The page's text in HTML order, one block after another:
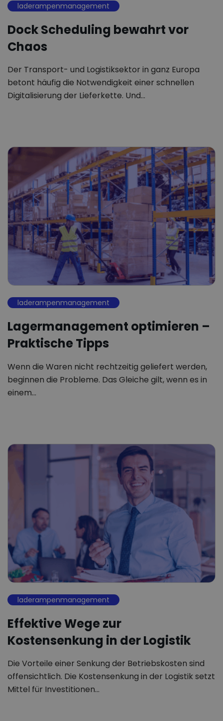
laderampenmanagement
Dock Scheduling bewahrt vor
Chaos
Der Transport- und Logistiksektor in ganz Europa
betont häufig die Notwendigkeit einer schnellen
Digitalisierung der Lieferkette. Und…
laderampenmanagement
Lagermanagement optimieren –
Praktische Tipps
Wenn die Waren nicht rechtzeitig geliefert werden,
beginnen die Probleme. Das Gleiche gilt, wenn es in
einem…
laderampenmanagement
Effektive Wege zur
Kostensenkung in der Logistik
Die Vorteile einer Senkung der Betriebskosten sind
offensichtlich. Die Kostensenkung in der Logistik setzt
Mittel für Investitionen…